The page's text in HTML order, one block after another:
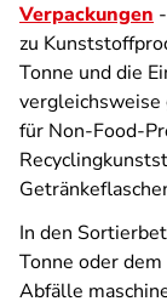
Verpackungen
zu
Tonne und die
für Non-Food-
In den
Tonne oder
Abfälle